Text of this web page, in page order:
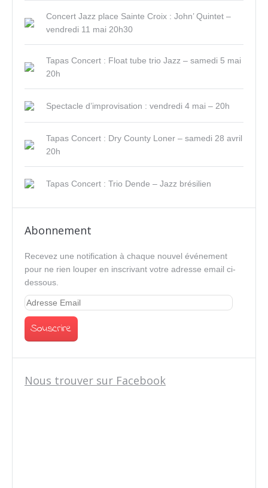
Concert Jazz place Sainte Croix : John’ Quintet –
vendredi 11 mai 20h30
Tapas Concert : Float tube trio Jazz – samedi 5 mai
20h
Spectacle d’improvisation : vendredi 4 mai – 20h
Tapas Concert : Dry County Loner – samedi 28 avril
20h
Tapas Concert : Trio Dende – Jazz brésilien
Abonnement
Recevez une notification à chaque nouvel événement
pour ne rien louper en inscrivant votre adresse email ci-
dessous.
Nous trouver sur Facebook